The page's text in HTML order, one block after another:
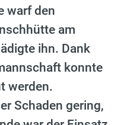
warf den
am
ihn. Dank
konnte
werden.
Schaden gering,